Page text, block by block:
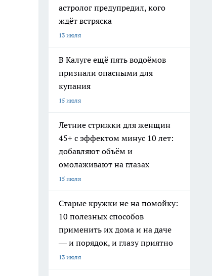
астролог предупредил, кого
ждёт встряска
13 июля
В Калуге ещё пять водоёмов
признали опасными для
купания
15 июля
Летние стрижки для женщин
45+ с эффектом минус 10 лет:
добавляют объём и
омолаживают на глазах
15 июля
Старые кружки не на помойку:
10 полезных способов
применить их дома и на даче
— и порядок, и глазу приятно
13 июля